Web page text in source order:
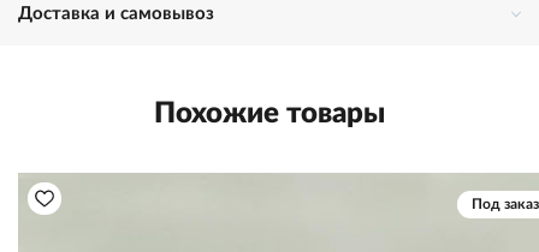
Доставка и самовывоз
Похожие товары
Под заказ